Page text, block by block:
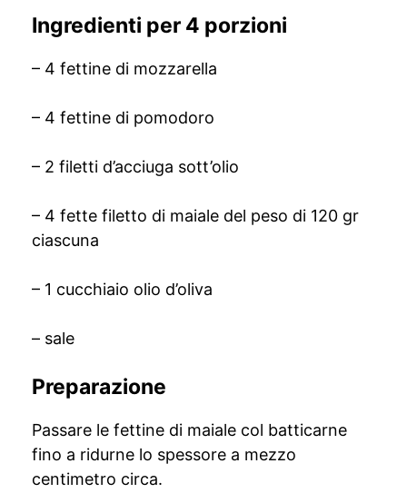
Ingredienti per 4 porzioni
– 4 fettine di mozzarella
– 4 fettine di pomodoro
– 2 filetti d’acciuga sott’olio
– 4 fette filetto di maiale del peso di 120 gr
ciascuna
– 1 cucchiaio olio d’oliva
– sale
Preparazione
Passare le fettine di maiale col batticarne
fino a ridurne lo spessore a mezzo
centimetro circa.